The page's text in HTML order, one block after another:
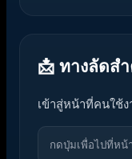
📩 ทางลัดส
เข้าสู่หน้าที่คนใช้